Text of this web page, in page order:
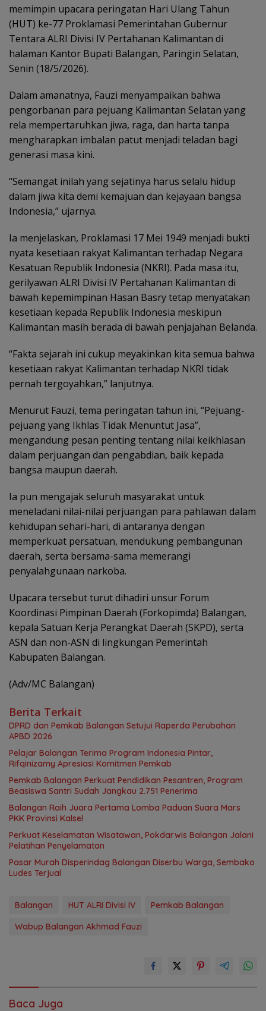
memimpin upacara peringatan Hari Ulang Tahun
(HUT) ke-77 Proklamasi Pemerintahan Gubernur
Tentara ALRI Divisi IV Pertahanan Kalimantan di
halaman Kantor Bupati Balangan, Paringin Selatan,
Senin (18/5/2026).
Dalam amanatnya, Fauzi menyampaikan bahwa
pengorbanan para pejuang Kalimantan Selatan yang
rela mempertaruhkan jiwa, raga, dan harta tanpa
mengharapkan imbalan patut menjadi teladan bagi
generasi masa kini.
“Semangat inilah yang sejatinya harus selalu hidup
dalam jiwa kita demi kemajuan dan kejayaan bangsa
Indonesia,” ujarnya.
Ia menjelaskan, Proklamasi 17 Mei 1949 menjadi bukti
nyata kesetiaan rakyat Kalimantan terhadap Negara
Kesatuan Republik Indonesia (NKRI). Pada masa itu,
gerilyawan ALRI Divisi IV Pertahanan Kalimantan di
bawah kepemimpinan Hasan Basry tetap menyatakan
kesetiaan kepada Republik Indonesia meskipun
Kalimantan masih berada di bawah penjajahan Belanda.
“Fakta sejarah ini cukup meyakinkan kita semua bahwa
kesetiaan rakyat Kalimantan terhadap NKRI tidak
pernah tergoyahkan,” lanjutnya.
Menurut Fauzi, tema peringatan tahun ini, “Pejuang-
pejuang yang Ikhlas Tidak Menuntut Jasa”,
mengandung pesan penting tentang nilai keikhlasan
dalam perjuangan dan pengabdian, baik kepada
bangsa maupun daerah.
Ia pun mengajak seluruh masyarakat untuk
meneladani nilai-nilai perjuangan para pahlawan dalam
kehidupan sehari-hari, di antaranya dengan
memperkuat persatuan, mendukung pembangunan
daerah, serta bersama-sama memerangi
penyalahgunaan narkoba.
Upacara tersebut turut dihadiri unsur Forum
Koordinasi Pimpinan Daerah (Forkopimda) Balangan,
kepala Satuan Kerja Perangkat Daerah (SKPD), serta
ASN dan non-ASN di lingkungan Pemerintah
Kabupaten Balangan.
(Adv/MC Balangan)
Berita Terkait
DPRD dan Pemkab Balangan Setujui Raperda Perubahan
APBD 2026
Pelajar Balangan Terima Program Indonesia Pintar,
Rifqinizamy Apresiasi Komitmen Pemkab
Pemkab Balangan Perkuat Pendidikan Pesantren, Program
Beasiswa Santri Sudah Jangkau 2.751 Penerima
Balangan Raih Juara Pertama Lomba Paduan Suara Mars
PKK Provinsi Kalsel
Perkuat Keselamatan Wisatawan, Pokdarwis Balangan Jalani
Pelatihan Penyelamatan
Pasar Murah Disperindag Balangan Diserbu Warga, Sembako
Ludes Terjual
Balangan HUT ALRI Divisi IV
Pemkab Balangan
Wabup Balangan Akhmad Fauzi
Baca Juga